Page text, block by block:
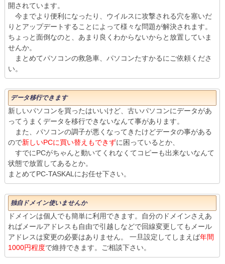
開されています。
今までより便利になったり、ウイルスに攻撃される穴を塞いだ
りとアップデートすることによって様々な問題が解決されます。
ちょっと面倒なのと、あまり良くわからないからと放置していま
せんか。
まとめてパソコンの救急車、パソコンたすかるにご依頼くださ
い。
データ移行できます
新しいパソコンを買ったはいいけど、古いパソコンにデータがあ
ってうまくデータを移行できないなんて事があります。
また、パソコンの調子が悪くなってきたけどデータの事がある
ので新しいPCに買い替えもできずに困っているとか、
すでにPCがちゃんと動いてくれなくてコピーも出来ないなんて
状態で放置してあるとか。
まとめてPC-TASKALにお任せ下さい。
独自ドメイン使いませんか
ドメインは個人でも簡単に利用できます。自分のドメインさえあ
ればメールアドレスも自由で引越しなどで回線変更してもメール
アドレスは変更の必要はありません。 一旦設定してしまえば年間
1000円程度で維持できます。ご相談下さい。